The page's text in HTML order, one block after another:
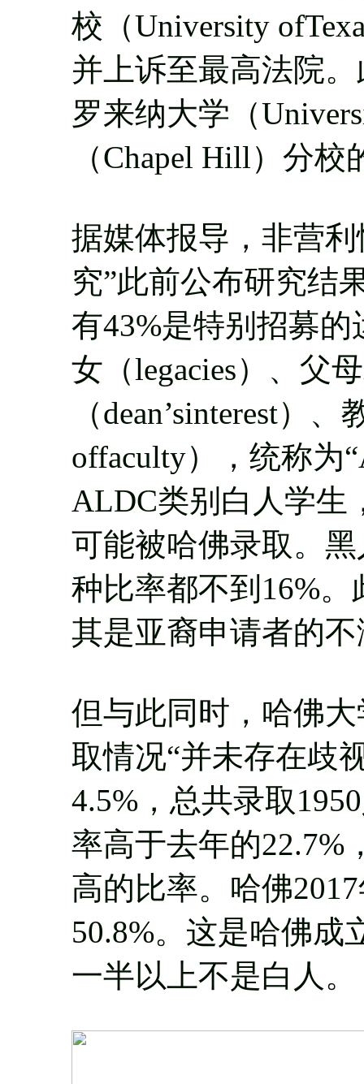
校（University
并上诉至最高法院
罗来纳大学（
（Chapel Hill）分
据媒体报导，非营
究”此前公布研究结
有43%是特别招募的
女（legacies）、父
（dean’sinterest）
offaculty），统称为
ALDC类别白人学生
可能被哈佛录取。
种比率都不到16%
其是亚裔申请者的
但与此同时，哈佛
取情况“并未存在歧
4.5%，总共录取
率高于去年的22.7%
高的比率。哈佛
50.8%。这是哈佛成
一半以上不是白人。